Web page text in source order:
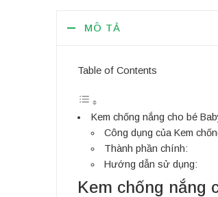
MÔ TẢ
Table of Contents
Kem chống nắng cho bé
Công dụng của Kem
Thành phần chính:
Hướng dẫn sử dụng:
Kem chống nắng